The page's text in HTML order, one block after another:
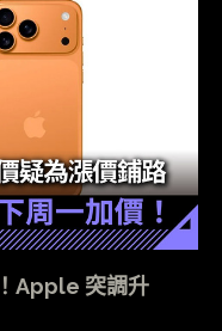
Apple 突調升